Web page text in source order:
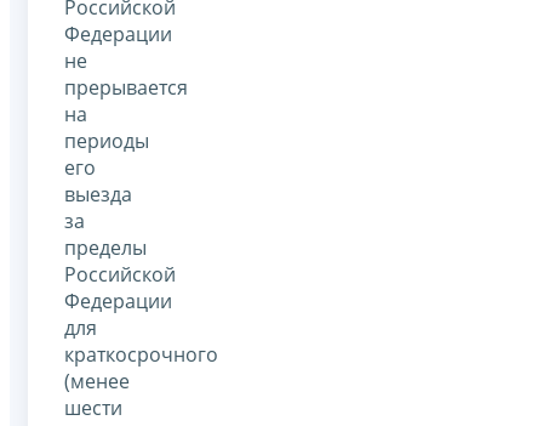
Российской
Федерации
не
прерывается
на
периоды
его
выезда
за
пределы
Российской
Федерации
для
краткосрочного
(менее
шести